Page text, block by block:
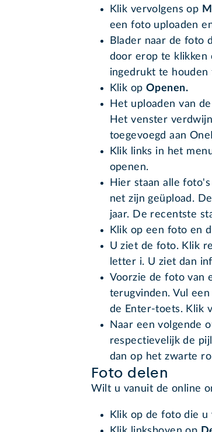
Klik vervolgens op
een foto uploaden
Blader naar de foto
door erop te
ingedrukt te
Klik op Openen.
Het uploaden van
Het venster
toegevoegd aan
Klik links in het
openen.
Hier staan alle
net zijn geüpload.
jaar. De recentste
Klik op een foto en
U ziet de foto. Klik
letter i. U ziet dan
Voorzie de foto van
terugvinden. Vul
de Enter-toets. Klik
Naar een volgende
respectievelijk de
dan op het zwarte
Foto delen
Wilt u vanuit de online
Klik op de foto die u